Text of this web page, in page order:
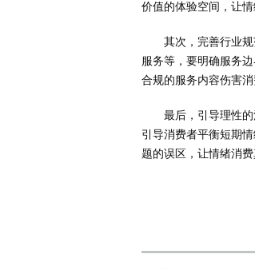
价值的体验空间，让
其次，完善行业
服务等，要明确服务
合规的服务内容伤害
最后，引导理性
引导消费者平衡短期
题的误区，让情绪消